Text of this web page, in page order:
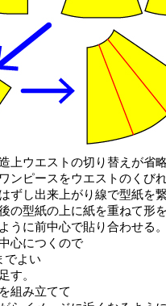
上ウエストの切り替えが省
ンピースをウエストのくび
ずし出来上がり線で型紙を
の型紙の上に紙を重ねて形を
うに前中心で貼り合わせる。
心につくので
でよい
す。
組み立てて